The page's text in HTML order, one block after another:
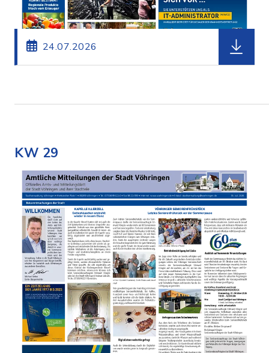
24.07.2026
KW 29